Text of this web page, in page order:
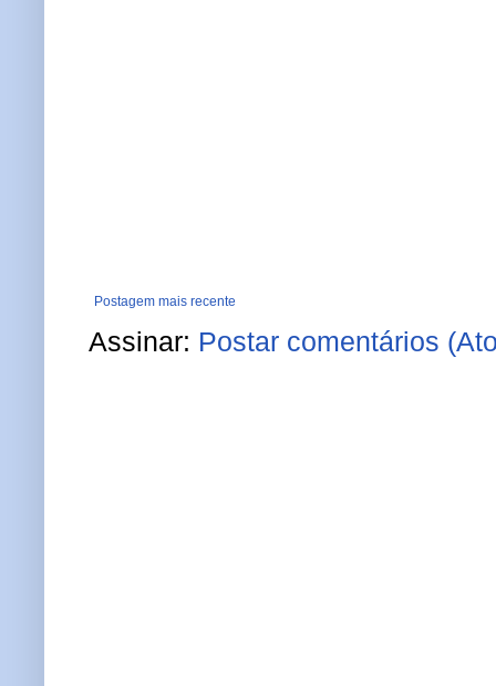
Postagem mais recente
Assinar: Postar comentários